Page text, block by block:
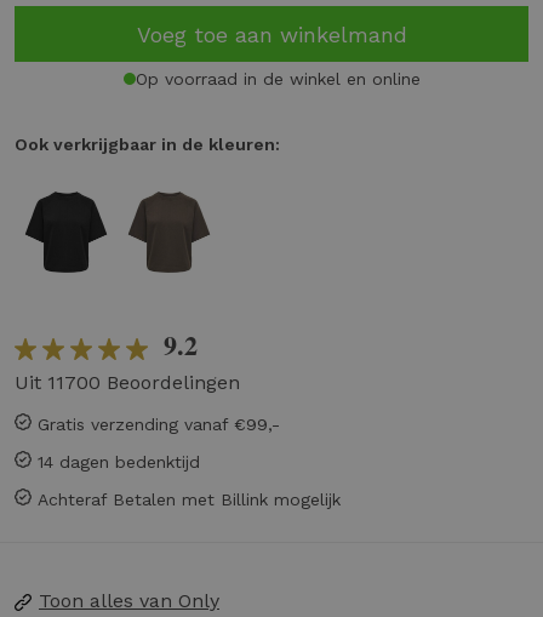
Voeg toe aan winkelmand
Op voorraad in de winkel en online
Ook verkrijgbaar in de kleuren:
9.2
Uit 11700 Beoordelingen
Gratis verzending vanaf €99,-
14 dagen bedenktijd
Achteraf Betalen met Billink mogelijk
Toon alles van Only